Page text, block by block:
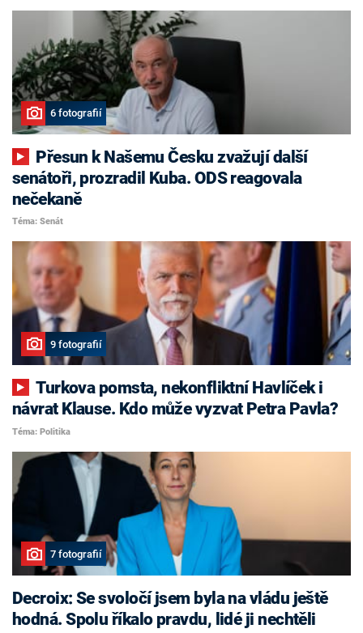
6 fotografií
senátoři, prozradil Kuba. ODS reagovala
nečekaně
Téma: Senát
9 fotografií
Turkova pomsta, nekonfliktní Havlíček i
návrat Klause. Kdo může vyzvat Petra Pavla?
Téma: Politika
7 fotografií
Decroix: Se svoločí jsem byla na vládu ještě
hodná. Spolu říkalo pravdu, lidé ji nechtěli